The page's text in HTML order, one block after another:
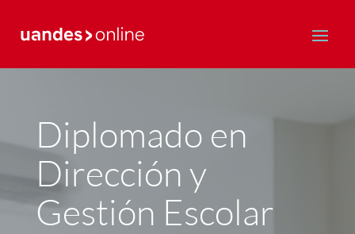
Postgrado y Educación Continua
Diplomado en
Dirección y
Gestión Escolar